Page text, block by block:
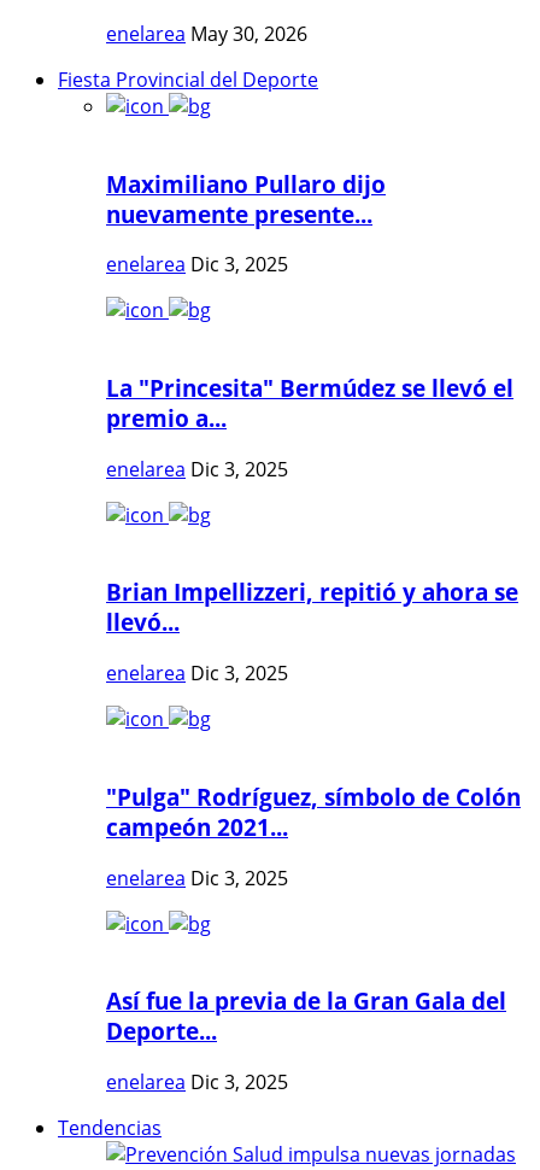
enelarea May 30, 2026
Fiesta Provincial del Deporte
Maximiliano Pullaro dijo
nuevamente presente...
enelarea Dic 3, 2025
La "Princesita" Bermúdez se llevó el
premio a...
enelarea Dic 3, 2025
Brian Impellizzeri, repitió y ahora se
llevó...
enelarea Dic 3, 2025
"Pulga" Rodríguez, símbolo de Colón
campeón 2021...
enelarea Dic 3, 2025
Así fue la previa de la Gran Gala del
Deporte...
enelarea Dic 3, 2025
Tendencias